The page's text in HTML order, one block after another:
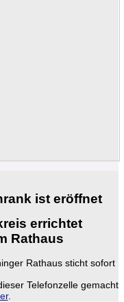
ist eröffnet
errichtet
Rathaus
Rathaus sticht sofort
Telefonzelle gemacht
.